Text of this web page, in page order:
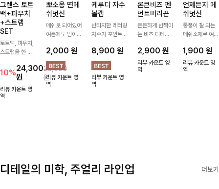
그렌스 토트
백+파우치
+스트랩
SET
토트백, 파우치,
스트랩을 한 번
ITEM활용도 높
게 어디에든 다
양하게 즐겨주세
요 ;)
10%24,300
원
26,900
원
리뷰 카운트 영
역
뽀소옹 면메
쉬덧신
메쉬로 되어있어
여름에도 땀이
음도 당당해지세
요:-)
2,000 원
리뷰 카운트 영
역
케루디 자수
볼캡
빈티지한 레터링
자수가 포인트가
에 자연스럽게
어우러지는 볼
캡!베이직한 컬
러와 깔끔한 쉐
입으로 캐주얼부
8,900원
리뷰 카운트 영
역
론큰비즈 펜
던트머리끈
은은하게 반짝이
는 비즈 디테일
트로 스타일에
센스를 더해주는
아이템, 탄탄한
2,900 원
리뷰 카운트 영
역
언제든지 메
쉬덧신
통풍이 잘 되는
메쉬소재로 여름
데일리로 신기
좋은 덧신이에요
^^
1,900원
리뷰 카운트 영
역
디테일의 미학, 주얼리 라인업 더보기